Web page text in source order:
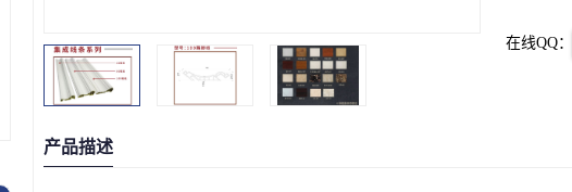
在线QQ：
产品描述